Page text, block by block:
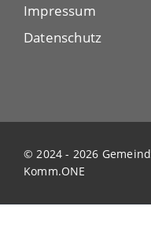
Impressum
Datenschutz
© 2024 - 2026
Komm.ONE